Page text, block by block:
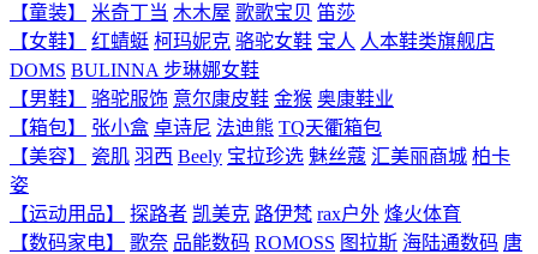
【童装】
米奇丁当 木木屋 歌歌宝贝 笛莎
【女鞋】
红蜻蜓 柯玛妮克 骆驼女鞋 宝人 人本鞋类旗舰店
DOMS BULINNA 步琳娜女鞋
【男鞋】
骆驼服饰 意尔康皮鞋 金猴 奥康鞋业
【箱包】
张小盒 卓诗尼 法迪熊 TQ天衢箱包
【美容】
瓷肌 羽西 Beely 宝拉珍选 魅丝蔻 汇美丽商城 柏卡
姿
【运动用品】
探路者 凯美克 路伊梵 rax户外 烽火体育
【数码家电】
歌奈 品能数码 ROMOSS 图拉斯 海陆通数码 唐